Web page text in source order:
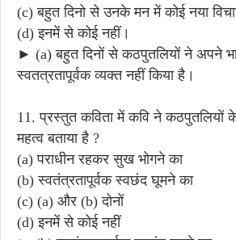
(c) बहुत दिनो से उनके मन में कोई नया
(d) इनमें से कोई नहीं।
► (a) बहुत दिनों से कठपुतलियों ने अपने
स्वतत्रतापूर्वक व्यक्त नहीं किया है।
11. प्रस्तुत कविता में कवि ने कठपुतलियों
महत्व बताया है ?
(a) पराधीन रहकर सुख भोगने का
(b) स्वतंत्रतापूर्वक स्वछंद घूमने का
(c) (a) और (b) दोनों
(d) इनमें से कोई नहीं